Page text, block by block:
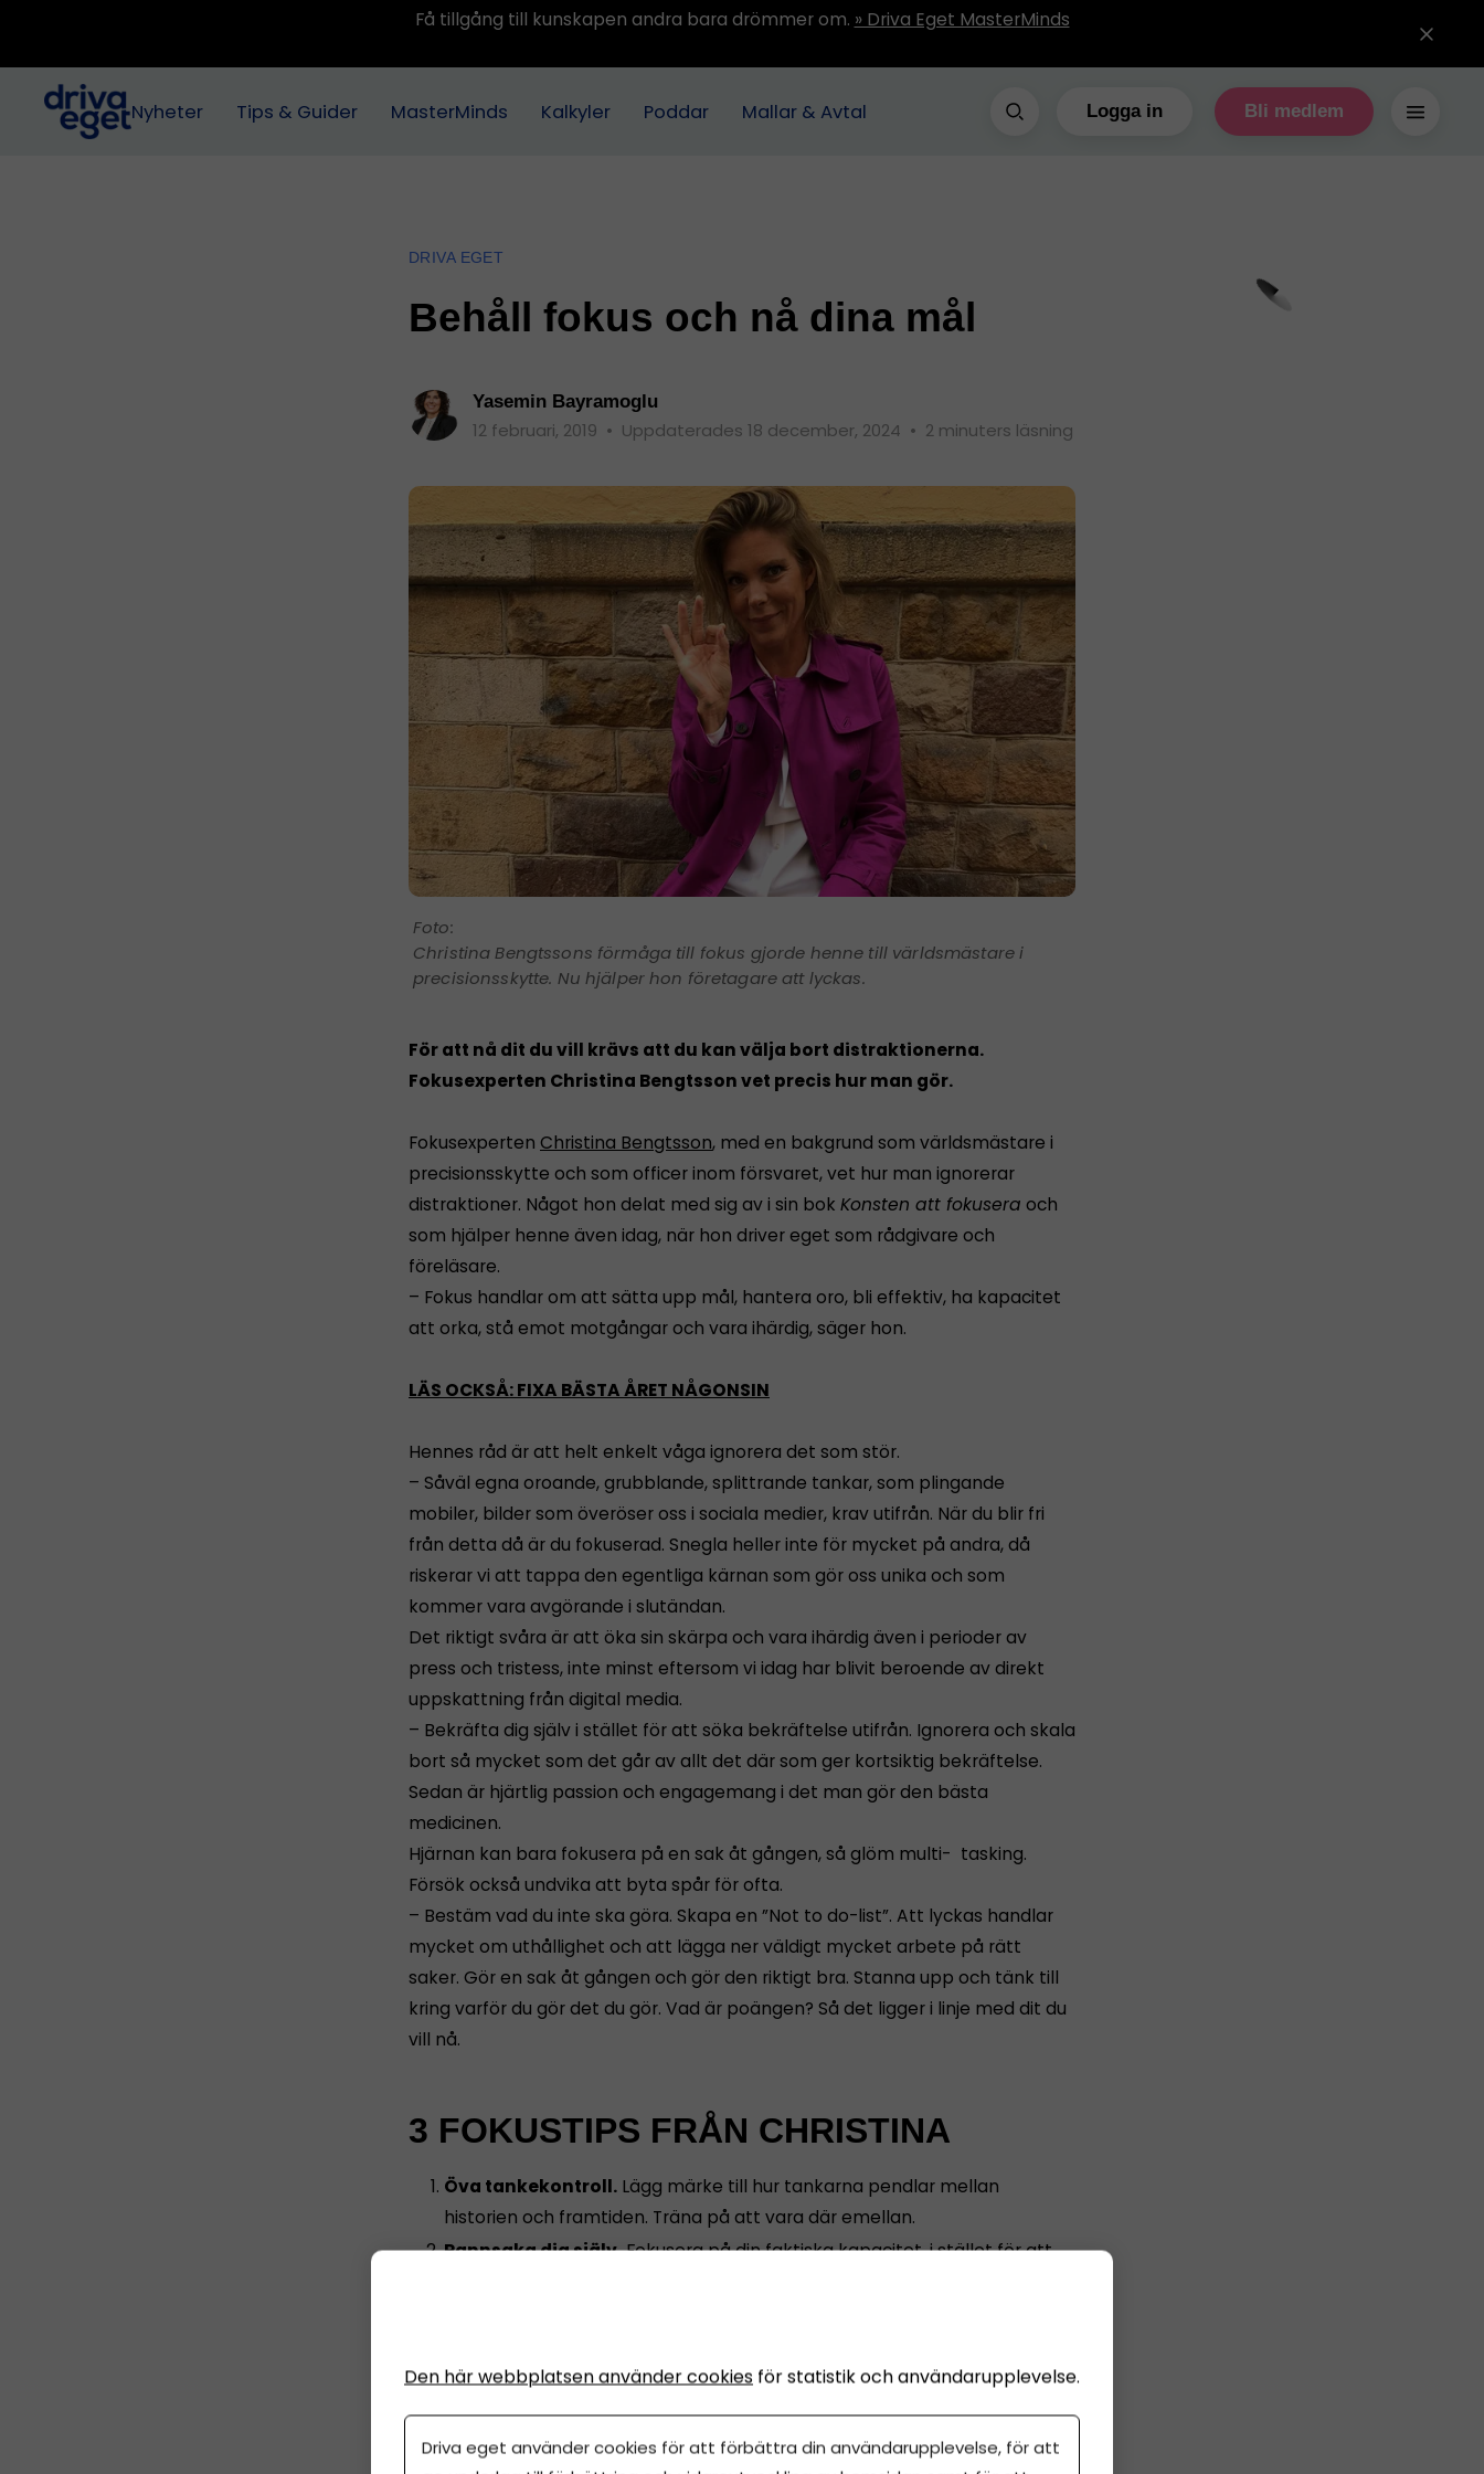
Få tillgång till kunskapen andra bara drömmer om. » Driva Eget MasterMinds
Nyheter Tips & Guider MasterMinds Kalkyler Poddar Mallar & Avtal Logga in Bli medlem
DRIVA EGET
Behåll fokus och nå dina mål
Yasemin Bayramoglu
12 februari, 2019 • Uppdaterades 18 december, 2024 • 2 minuters läsning
Christina Bengtssons förmåga till fokus gjorde henne till världsmästare i
precisionsskytte. Nu hjälper hon företagare att lyckas.
För att nå dit du vill krävs att du kan välja bort distraktionerna.
Fokusexperten Christina Bengtsson vet precis hur man gör.
Fokusexperten Christina Bengtsson, med en bakgrund som världsmästare i
precisionsskytte och som officer inom försvaret, vet hur man ignorerar
distraktioner. Något hon delat med sig av i sin bok Konsten att fokusera och
som hjälper henne även idag, när hon driver eget som rådgivare och
föreläsare.
– Fokus handlar om att sätta upp mål, hantera oro, bli effektiv, ha kapacitet
att orka, stå emot motgångar och vara ihärdig, säger hon.
LÄS OCKSÅ: FIXA BÄSTA ÅRET NÅGONSIN
Hennes råd är att helt enkelt våga ignorera det som stör.
– Såväl egna oroande, grubblande, splittrande tankar, som plingande
mobiler, bilder som överöser oss i sociala medier, krav utifrån. När du blir fri
från detta då är du fokuserad. Snegla heller inte för mycket på andra, då
riskerar vi att tappa den egentliga kärnan som gör oss unika och som
kommer vara avgörande i slutändan.
Det riktigt svåra är att öka sin skärpa och vara ihärdig även i perioder av
press och tristess, inte minst eftersom vi idag har blivit beroende av direkt
uppskattning från digital media.
– Bekräfta dig själv i stället för att söka bekräftelse utifrån. Ignorera och skala
bort så mycket som det går av allt det där som ger kortsiktig bekräftelse.
Sedan är hjärtlig passion och engagemang i det man gör den bästa
medicinen.
Hjärnan kan bara fokusera på en sak åt gången, så glöm multi- tasking.
Försök också undvika att byta spår för ofta.
– Bestäm vad du inte ska göra. Skapa en ”Not to do-list”. Att lyckas handlar
mycket om uthållighet och att lägga ner väldigt mycket arbete på rätt
saker. Gör en sak åt gången och gör den riktigt bra. Stanna upp och tänk till
kring varför du gör det du gör. Vad är poängen? Så det ligger i linje med dit du
vill nå.
3 FOKUSTIPS FRÅN CHRISTINA
Öva tankekontroll.Lägg märke till hur tankarna pendlar mellan
historien och framtiden. Träna på att vara där emellan.
Rannsaka dig själv.Fokusera på din faktiska kapacitet, i stället för att
Den här webbplatsen använder cookies för statistik och användarupplevelse.
Driva eget använder cookies för att förbättra din användarupplevelse, för att